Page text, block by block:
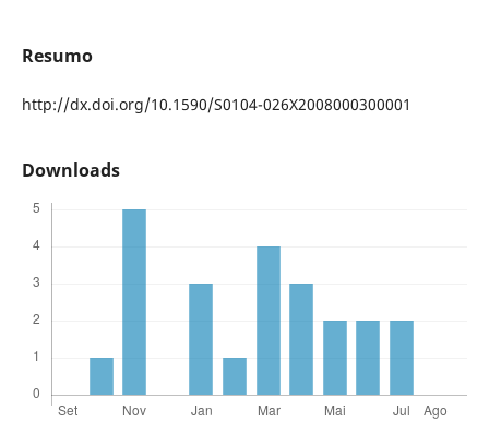
Resumo
http://dx.doi.org/10.1590/S0104-026X2008000300001
Downloads